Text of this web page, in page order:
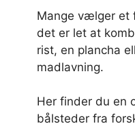
Mange vælger et
det er let at
rist, en plancha
madlavning.
Her finder du en
bålsteder fra